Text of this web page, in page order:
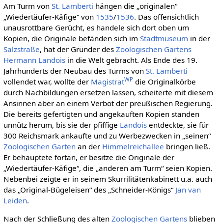
Am Turm von St. Lamberti hängen die „originalen“
„Wiedertäufer-Käfige“ von 1535/1536. Das offensichtlich
unausrottbare Gerücht, es handele sich dort oben um
Kopien, die Originale befänden sich im Stadtmuseum in der
Salzstraße, hat der Gründer des Zoologischen Gartens
Hermann Landoisin die Welt gebracht. Als Ende des 19.
Jahrhunderts der Neubau des Turms von St. Lamberti
vollendet war, wollte der MagistratWPdie Originalkörbe
durch Nachbildungen ersetzen lassen, scheiterte mit diesem
Ansinnen aber an einem Verbot der preußischen Regierung.
Die bereits gefertigten und angekauften Kopien standen
unnütz herum, bis sie der pfiffige Landoisentdeckte, sie für
300 Reichsmark ankaufte und zu Werbezwecken in „seinen“
Zoologischen Gartenan der Himmelreichallee bringen ließ.
Er behauptete fortan, er besitze die Originale der
„Wiedertäufer-Käfige“, die „anderen am Turm“ seien Kopien.
Nebenbei zeigte er in seinem Skurrilitätenkabinett u.a. auch
das „Original-Bügeleisen“ des „Schneider-Königs“ Jan van
Leiden.
Nach der Schließung des alten Zoologischen Gartensblieben